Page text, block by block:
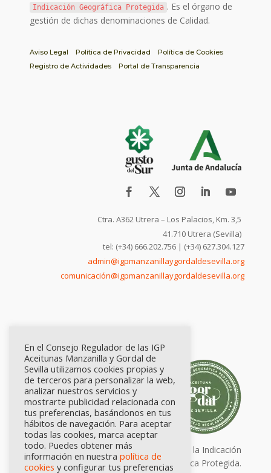
Indicación Geográfica Protegida . Es el órgano de
gestión de dichas denominaciones de Calidad.
Aviso Legal Política de Privacidad
Política de Cookies
Registro de Actividades
Portal de Transparencia
Ctra. A362 Utrera – Los Palacios, Km. 3,5
41.710 Utrera (Sevilla)
tel: (+34) 666.202.756 | (+34) 627.304.127
admin@igpmanzanillaygordaldesevilla.org
comunicación@igpmanzanillaygordaldesevilla.org
Calidad certificada por Origen. Sellos de la Indicación
Geográfica Protegida.
En el Consejo Regulador de las IGP
Aceitunas Manzanilla y Gordal de
Sevilla utilizamos cookies propias y
de terceros para personalizar la web,
analizar nuestros servicios y
mostrarte publicidad relacionada con
tus preferencias, basándonos en tus
hábitos de navegación. Para aceptar
todas las cookies, marca aceptar
todo. Puedes obtener más
información en nuestra política de
cookies y configurar tus preferencias